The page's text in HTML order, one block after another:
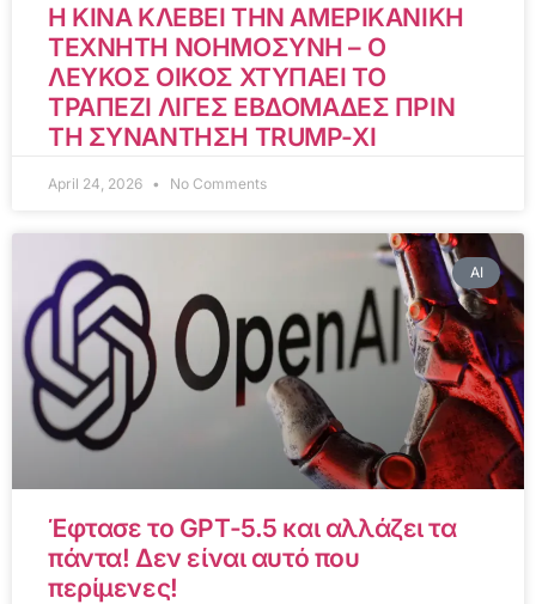
Η ΚΙΝΑ ΚΛΕΒΕΙ ΤΗΝ ΑΜΕΡΙΚΑΝΙΚΗ
ΤΕΧΝΗΤΗ ΝΟΗΜΟΣΥΝΗ – Ο
ΛΕΥΚΟΣ ΟΙΚΟΣ ΧΤΥΠΑΕΙ ΤΟ
ΤΡΑΠΕΖΙ ΛΙΓΕΣ ΕΒΔΟΜΑΔΕΣ ΠΡΙΝ
ΤΗ ΣΥΝΑΝΤΗΣΗ TRUMP-XI
April 24, 2026 No Comments
AI
Έφτασε το GPT-5.5 και αλλάζει τα
πάντα! Δεν είναι αυτό που
περίμενες!